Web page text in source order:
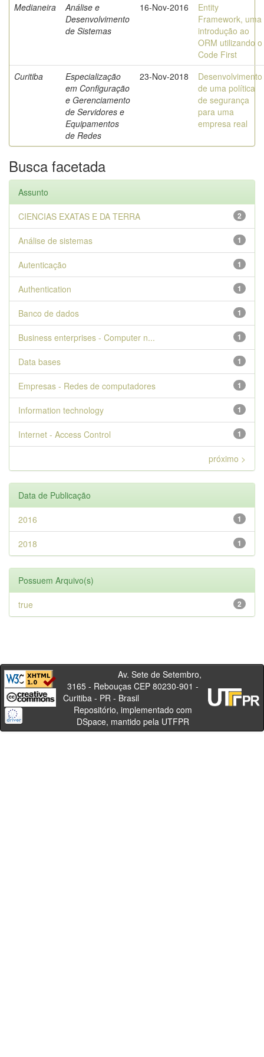
Medianeira
Análise e
Desenvolvimento
de Sistemas
16-Nov-2016
Entity
Framework, uma
introdução ao
ORM utilizando o
Code First
Curitiba
Especialização
em Configuração
e Gerenciamento
de Servidores e
Equipamentos
de Redes
23-Nov-2018
Desenvolvimento
de uma política
de segurança
para uma
empresa real
Busca facetada
Assunto
2
CIENCIAS EXATAS E DA TERRA
1
Análise de sistemas
1
Autenticação
1
Authentication
1
Banco de dados
1
Business enterprises - Computer n...
1
Data bases
1
Empresas - Redes de computadores
1
Information technology
1
Internet - Access Control
próximo >
Data de Publicação
1
2016
1
2018
Possuem Arquivo(s)
2
true
Av. Sete de Setembro,
3165 - Rebouças CEP 80230-901 -
Curitiba - PR - Brasil
Repositório, implementado com
DSpace, mantido pela UTFPR